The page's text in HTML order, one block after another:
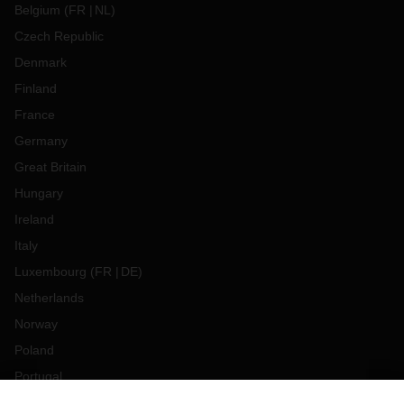
Belgium (FR NL )
Czech Republic
Denmark
Finland
France
Germany
Great Britain
Hungary
Ireland
Italy
Luxembourg (FR DE)
Netherlands
Norway
Poland
Portugal